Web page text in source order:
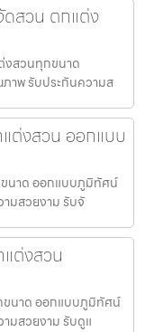
สวน ตกแต่ง
งสวนทุกขนาด
าพ รับประกันความส
ต่งสวน ออกแบบ
นาด ออกแบบภูมิทัศน์
มสวยงาม รับจั
ต่งสวน
นาด ออกแบบภูมิทัศน์
มสวยงาม รับดูแ